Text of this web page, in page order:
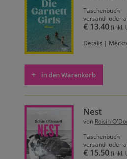
Taschenbuch
versand- oder
€ 13.40 (inkl.
Details |
in den Warenkorb
Nest
von Roisin
Taschenbuch
versand- oder
€ 15.50 (inkl.